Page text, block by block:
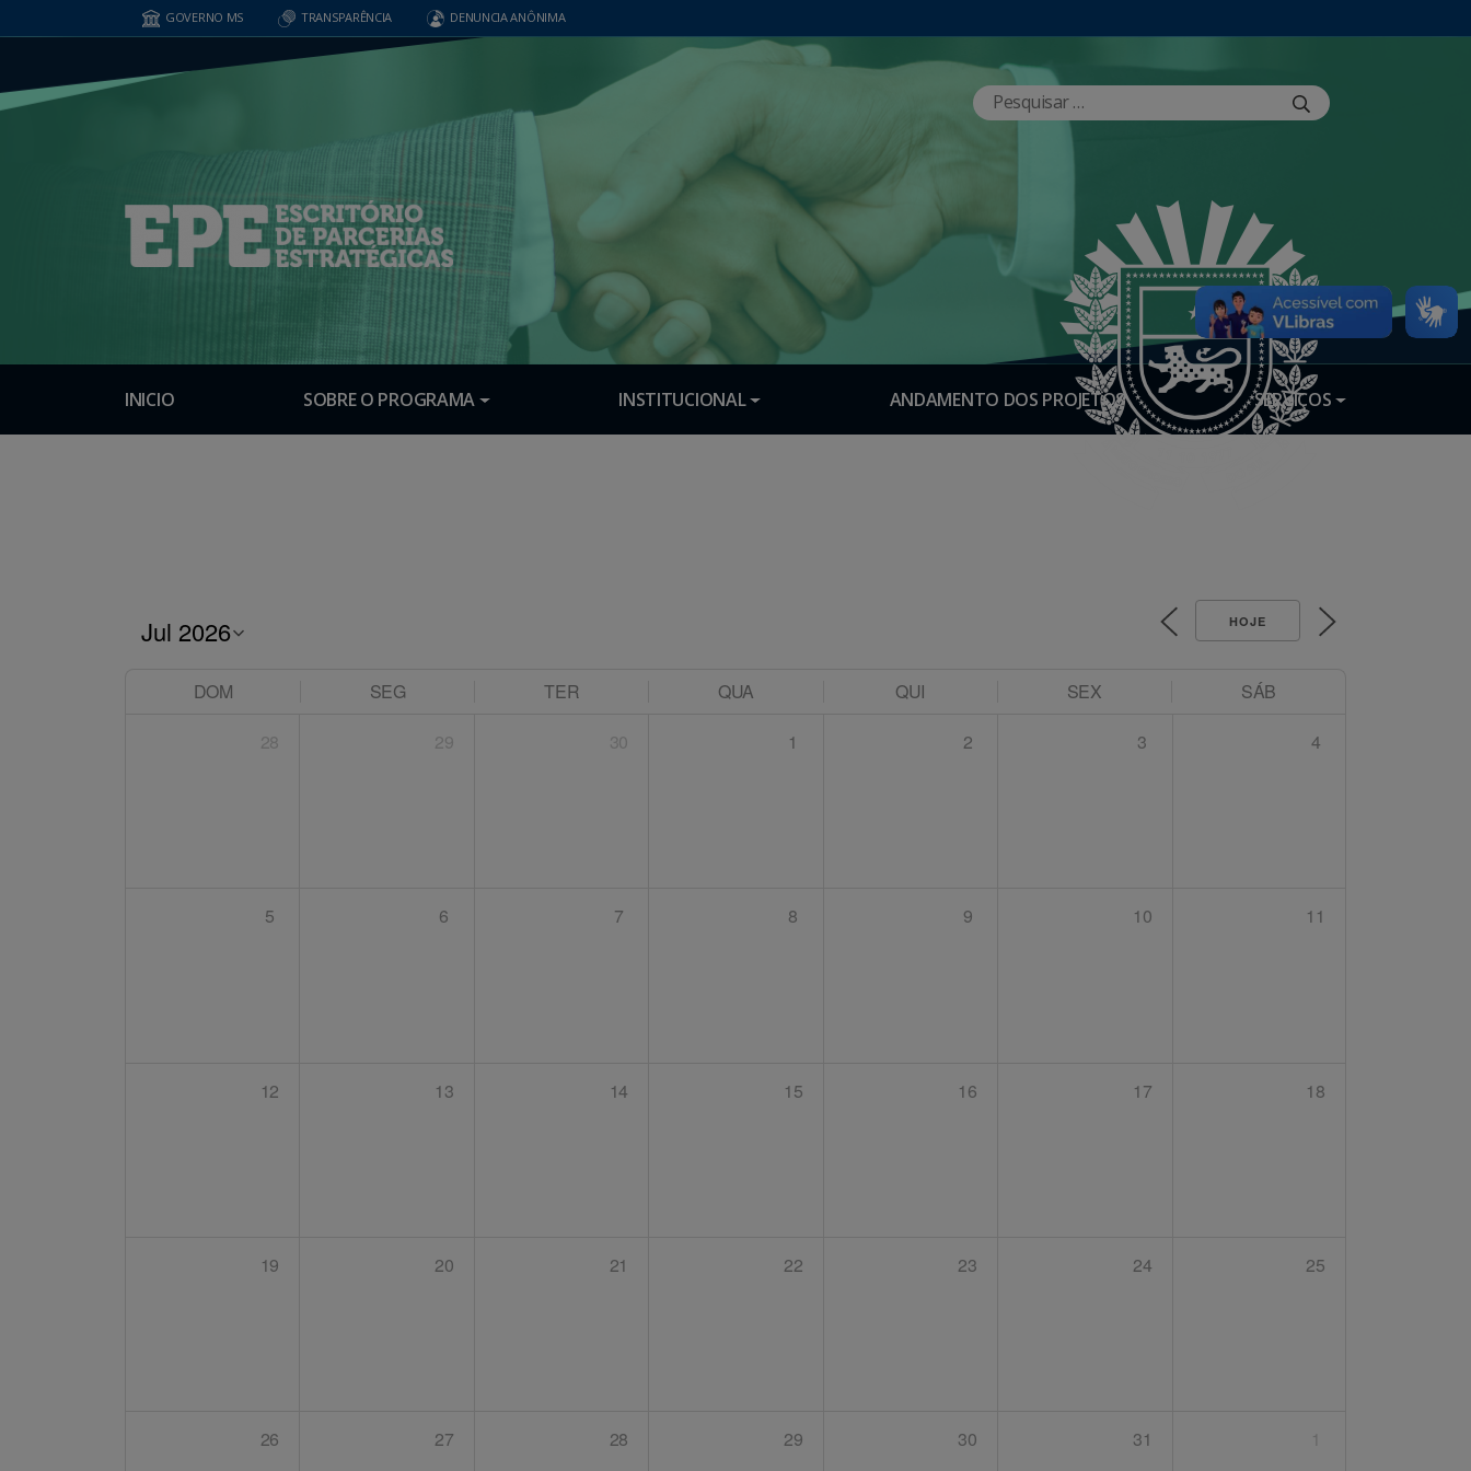
GOVERNO MS TRANSPARÊNCIA DENUNCIA ANÔNIMA
INICIO SOBRE O PROGRAMA INSTITUCIONAL ANDAMENTO DOS PROJETOS SERVIÇOS
HOJE
DOM SEG TER QUA QUI SEX
SÁB
28
29 30 1 2 3 4
5 6 7 8 9 10 11
12 13 14 15 16 17 18
19 20 21 22 23 24 25
26 27 28 29 30 31 1